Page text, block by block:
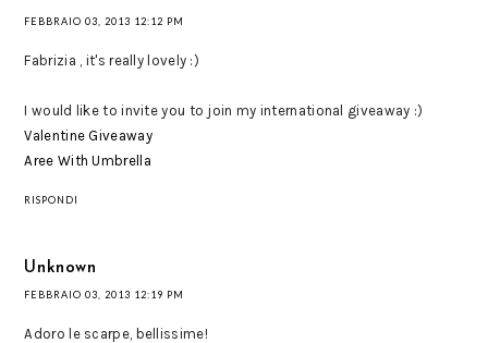
FEBBRAIO 03, 2013 12:12 PM
Fabrizia , it's really lovely :)
I would like to invite you to join my international giveaway :)
Valentine Giveaway
Aree With Umbrella
RISPONDI
Unknown
FEBBRAIO 03, 2013 12:19 PM
Adoro le scarpe, bellissime!